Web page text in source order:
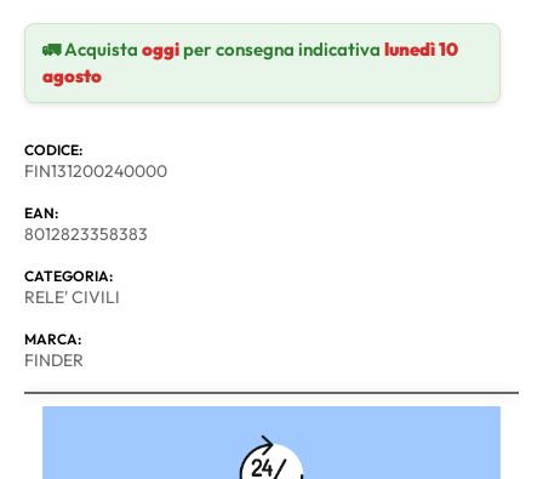
🚛 Acquista oggiper consegna indicativa lunedì 10
agosto
CODICE:
FIN131200240000
EAN:
8012823358383
CATEGORIA:
RELE' CIVILI
MARCA:
FINDER